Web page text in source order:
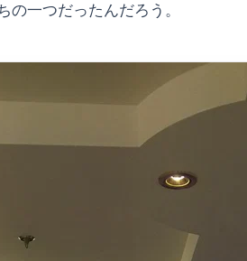
の一つだったんだろう。